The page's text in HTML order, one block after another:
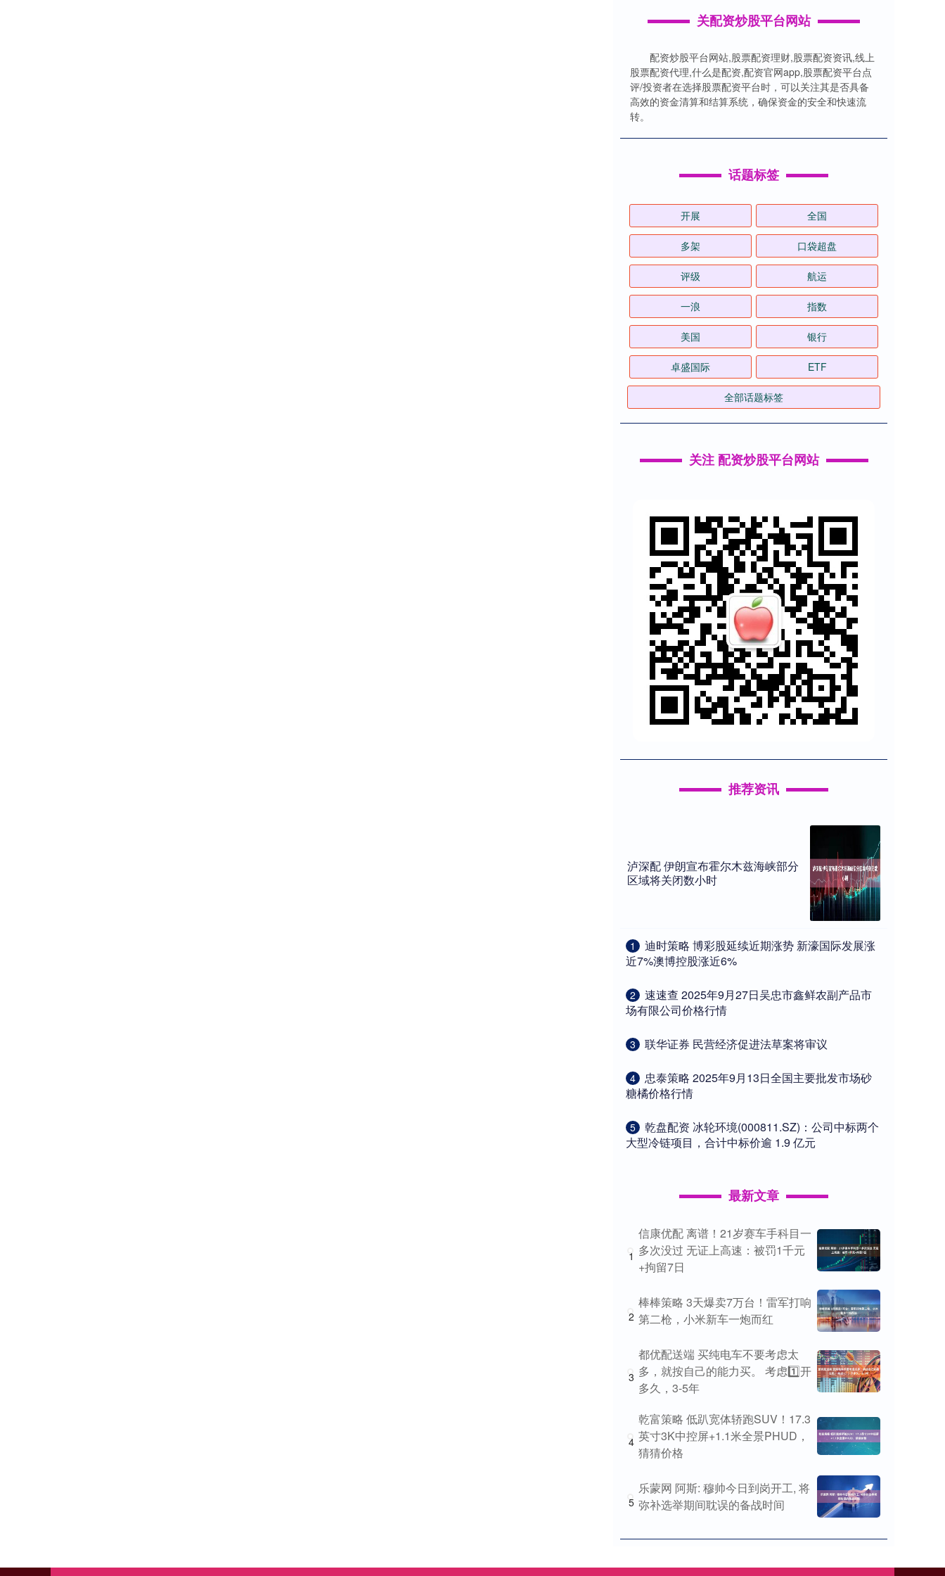
关配资炒股平台网站
配资炒股平台网站,股票配资理财,股票配资资讯,线上
股票配资代理,什么是配资,配资官网app,股票配资平台点
评/投资者在选择股票配资平台时，可以关注其是否具备
高效的资金清算和结算系统，确保资金的安全和快速流
转。
话题标签
开展 全国
多架 口袋超盘
评级 航运
一浪 指数
美国 银行
卓盛国际 ETF
全部话题标签
关注 配资炒股平台网站
推荐资讯
泸深配 伊朗宣布霍尔木兹海峡部分
区域将关闭数小时
1
​迪时策略 博彩股延续近期涨势 新濠国际发展涨
近7%澳博控股涨近6%
2
​速速查 2025年9月27日吴忠市鑫鲜农副产品市
场有限公司价格行情
3 ​联华证券 民营经济促进法草案将审议
4
​忠泰策略 2025年9月13日全国主要批发市场砂
糖橘价格行情
5
​乾盘配资 冰轮环境(000811.SZ)：公司中标两个
大型冷链项目，合计中标价逾 1.9 亿元
最新文章
1
信康优配 离谱！21岁赛车手科目一
多次没过 无证上高速：被罚1千元
+拘留7日
2
棒棒策略 3天爆卖7万台！雷军打响
第二枪，小米新车一炮而红
3
都优配送端 买纯电车不要考虑太
多，就按自己的能力买。 考虑1️⃣开
多久，3-5年
4
乾富策略 低趴宽体轿跑SUV！17.3
英寸3K中控屏+1.1米全景PHUD，
猜猜价格
5
乐蒙网 阿斯: 穆帅今日到岗开工, 将
弥补选举期间耽误的备战时间